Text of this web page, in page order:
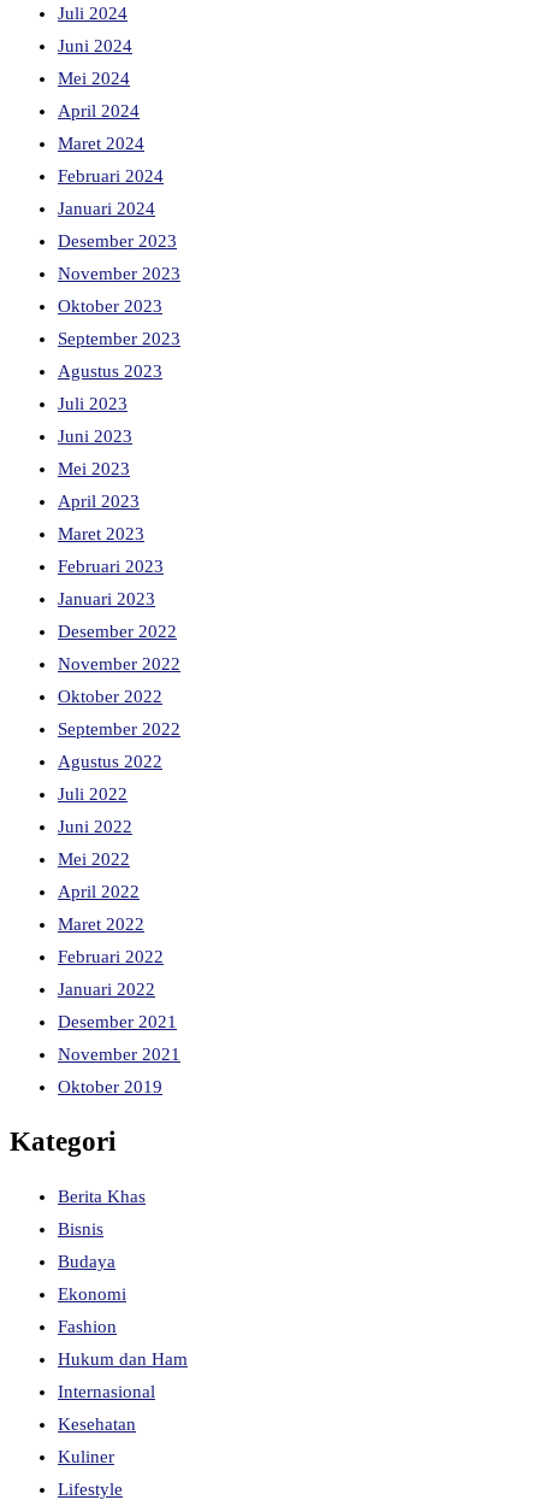
Juli 2024
Juni 2024
Mei 2024
April 2024
Maret 2024
Februari 2024
Januari 2024
Desember 2023
November 2023
Oktober 2023
September 2023
Agustus 2023
Juli 2023
Juni 2023
Mei 2023
April 2023
Maret 2023
Februari 2023
Januari 2023
Desember 2022
November 2022
Oktober 2022
September 2022
Agustus 2022
Juli 2022
Juni 2022
Mei 2022
April 2022
Maret 2022
Februari 2022
Januari 2022
Desember 2021
November 2021
Oktober 2019
Kategori
Berita Khas
Bisnis
Budaya
Ekonomi
Fashion
Hukum dan Ham
Internasional
Kesehatan
Kuliner
Lifestyle